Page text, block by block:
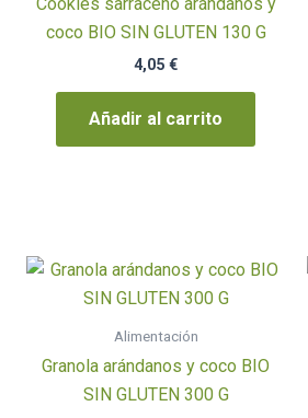
coco BIO SIN GLUTEN 130 G
4,05 €
Añadir al carrito
Alimentación
Granola arándanos y coco BIO
SIN GLUTEN 300 G